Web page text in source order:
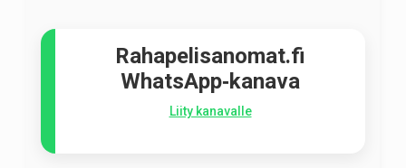
Rahapelisanomat.fi
WhatsApp‑kanava
Liity kanavalle